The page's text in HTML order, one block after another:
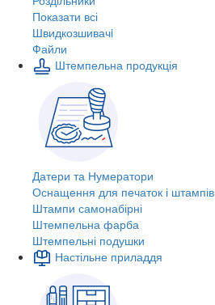
Показати всі
Швидкозшивачi
Файли
Штемпельна продукція
Датери та Нумератори
Оснащення для печаток і штампів
Штампи самонабірні
Штемпельна фарба
Штемпельні подушки
Настільне приладдя